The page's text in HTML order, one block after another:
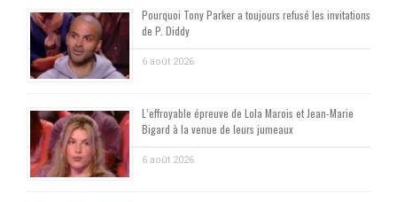
Pourquoi Tony Parker a toujours refusé les invitations
de P. Diddy
6 août 2026
L’effroyable épreuve de Lola Marois et Jean-Marie
Bigard à la venue de leurs jumeaux
6 août 2026